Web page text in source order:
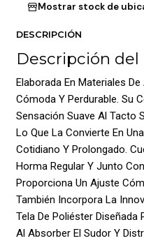
Mostrar stock de
DESCRIPCIÓN
Descripción
Elaborada En Materiales
Cómoda Y Perdurable. Su
Sensación Suave Al Tacto
Lo Que La Convierte En
Cotidiano Y Prolongado.
Horma Regular Y Junto
Proporciona Un Ajuste
También Incorpora La
Tela De Poliéster Diseñada
Al Absorber El Sudor Y